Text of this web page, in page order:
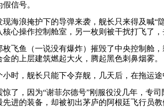
信号。
浪掩护下的导弹来袭，舰长只来得及喊“
心操作控制舱室，另一枚则被干扰打飞了，
鱼（一说没有爆炸）摧毁了中央控制舱，
的上层建筑燃起大火，腾起黑色刺鼻烟雾。
，舰长只能下令弃舰，几天后，在拖运途
，因为“谢菲尔德号”刚服役没几年，专司
先进的装备，却被初出茅庐的阿根廷飞行员教